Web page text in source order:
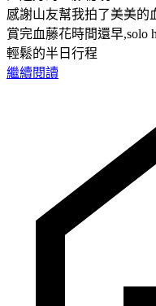
感謝山友幫我拍了美美的
賞完血藤花時間還早,solo
輕鬆的半日行程
繼續閱讀